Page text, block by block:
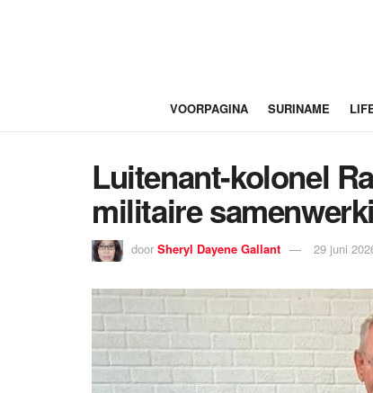
VOORPAGINA SURINAME
Luitenant-kolonel
militaire
door Sheryl Dayene Gallant 29 juni